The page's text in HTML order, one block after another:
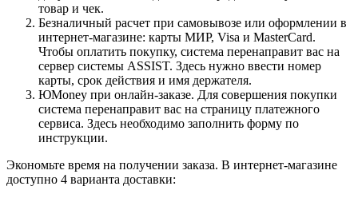
товар и чек.
Безналичный расчет при самовывозе или оформлении в
интернет-магазине: карты МИР, Visa и MasterCard.
Чтобы оплатить покупку, система перенаправит вас на
сервер системы ASSIST. Здесь нужно ввести номер
карты, срок действия и имя держателя.
ЮMoney при онлайн-заказе. Для совершения покупки
система перенаправит вас на страницу платежного
сервиса. Здесь необходимо заполнить форму по
инструкции.
Экономьте время на получении заказа. В интернет-магазине
доступно 4 варианта доставки: